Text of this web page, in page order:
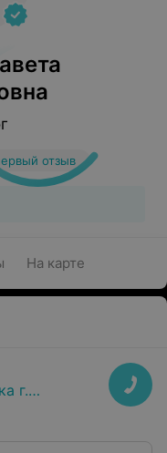
отзыв
На карте
г.